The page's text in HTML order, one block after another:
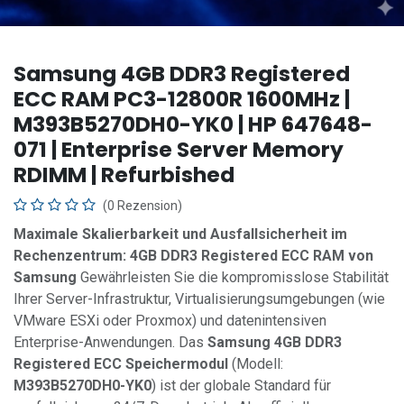
Samsung 4GB DDR3 Registered
ECC RAM PC3-12800R 1600MHz |
M393B5270DH0-YK0 | HP 647648-
071 | Enterprise Server Memory
RDIMM | Refurbished
(0 Rezension)
Maximale Skalierbarkeit und Ausfallsicherheit im
Rechenzentrum: 4GB DDR3 Registered ECC RAM von
Samsung Gewährleisten Sie die kompromisslose Stabilität
Ihrer Server-Infrastruktur, Virtualisierungsumgebungen (wie
VMware ESXi oder Proxmox) und datenintensiven
Enterprise-Anwendungen. Das Samsung 4GB DDR3
Registered ECC Speichermodul (Modell:
M393B5270DH0-YK0) ist der globale Standard für